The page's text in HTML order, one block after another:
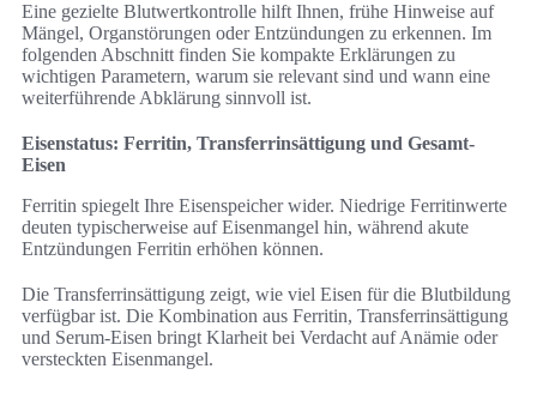
Eine gezielte Blutwertkontrolle hilft Ihnen, frühe Hinweise auf
Mängel, Organstörungen oder Entzündungen zu erkennen. Im
folgenden Abschnitt finden Sie kompakte Erklärungen zu
wichtigen Parametern, warum sie relevant sind und wann eine
weiterführende Abklärung sinnvoll ist.
Eisenstatus: Ferritin, Transferrinsättigung und Gesamt-
Eisen
Ferritin spiegelt Ihre Eisenspeicher wider. Niedrige Ferritinwerte
deuten typischerweise auf Eisenmangel hin, während akute
Entzündungen Ferritin erhöhen können.
Die Transferrinsättigung zeigt, wie viel Eisen für die Blutbildung
verfügbar ist. Die Kombination aus Ferritin, Transferrinsättigung
und Serum-Eisen bringt Klarheit bei Verdacht auf Anämie oder
versteckten Eisenmangel.